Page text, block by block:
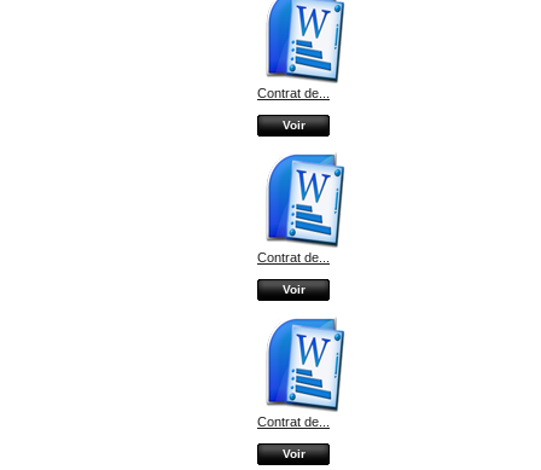
Contrat de...
Voir
Contrat de...
Voir
Contrat de...
Voir